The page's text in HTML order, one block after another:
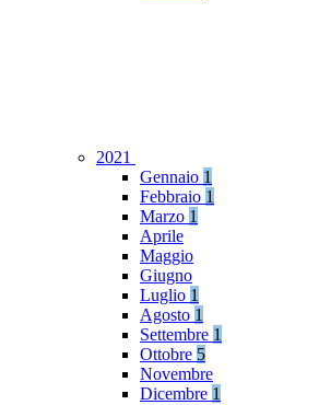
2021
Gennaio 1
Febbraio 1
Marzo 1
Aprile
Maggio
Giugno
Luglio 1
Agosto 1
Settembre 1
Ottobre 5
Novembre
Dicembre 1